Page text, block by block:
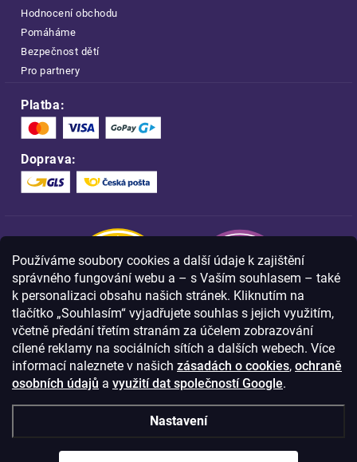
Používáme soubory cookies a další údaje k zajištění
správného fungování webu a – s Vaším souhlasem – také
k personalizaci obsahu našich stránek. Kliknutím na
tlačítko „Souhlasím“ vyjadřujete souhlas s jejich využitím,
včetně předání třetím stranám za účelem zobrazování
cílené reklamy na sociálních sítích a dalších webech. Více
informací naleznete v našich zásadách o cookies, ochraně
osobních údajů a využití dat společností Google.
Nastavení
Hodnocení obchodu
Pomáháme
Bezpečnost dětí
Pro partnery
Platba:
Doprava:
Nakupujte na FOA bezpečně a bez obav.
Díky HTTPS protokolu jsou Vaše citlivá
data v naprostém bezpečí.
© Copyright2026Westlogic s.r.o.,
Olomoucká 267/29, Opava, 746 01